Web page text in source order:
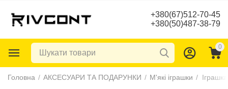
+380(67)512-70-45
+380(50)487-38-79
0
Головна / АКСЕСУАРИ ТА ПОДАРУНКИ / М'які іграшки /